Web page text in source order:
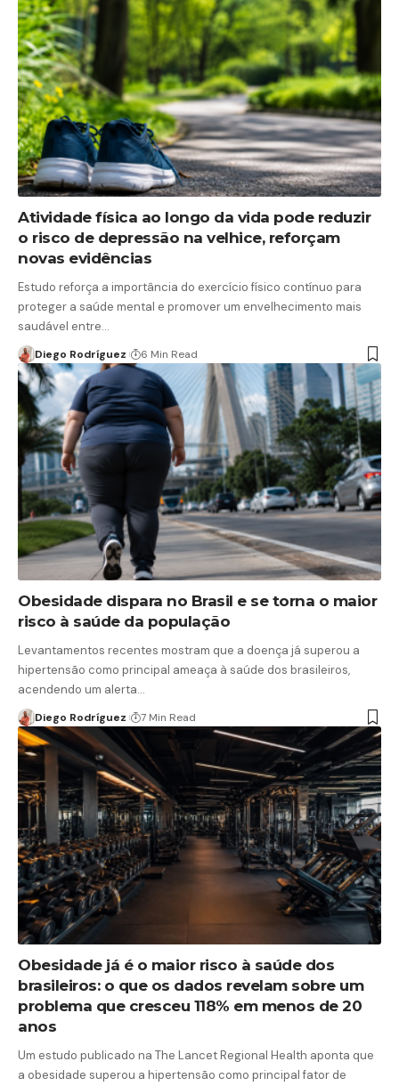
Atividade física ao longo da vida pode reduzir
o risco de depressão na velhice, reforçam
novas evidências
Estudo reforça a importância do exercício físico contínuo para
proteger a saúde mental e promover um envelhecimento mais
saudável entre…
Diego Rodríguez 6 Min Read
Obesidade dispara no Brasil e se torna o maior
risco à saúde da população
Levantamentos recentes mostram que a doença já superou a
hipertensão como principal ameaça à saúde dos brasileiros,
acendendo um alerta…
Diego Rodríguez 7 Min Read
Obesidade já é o maior risco à saúde dos
brasileiros: o que os dados revelam sobre um
problema que cresceu 118% em menos de 20
anos
Um estudo publicado na The Lancet Regional Health aponta que
a obesidade superou a hipertensão como principal fator de